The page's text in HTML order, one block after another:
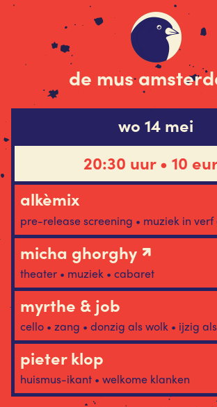
de mus
wo 14 mei
20:30 uur • 10
alkèmix
pre-release screening • muziek in
micha ghorghy
theater • muziek • cabaret
myrthe & job
cello • zang • donzig als wolk • ijzig
pieter klop
huismus-ikant • welkome klanken